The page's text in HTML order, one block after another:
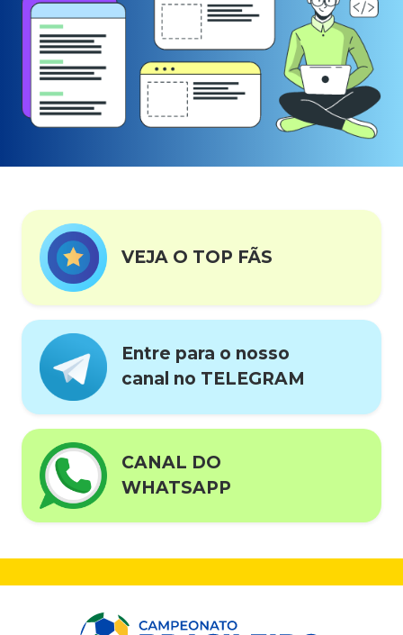
VEJA O TOP FÃS
Entre para o nosso
canal no TELEGRAM
CANAL DO
WHATSAPP